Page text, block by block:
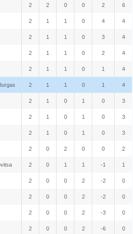
2 2 0 0 2 6
2 1 1 0 4 4
2 1 1 0 3 4
2 1 1 0 2 4
2 1 1 0 1 4
2 1 1 0 1 4
2 1 0 1 0 3
2 1 0 1 0 3
2 1 0 1 0 3
2 0 2 0 0 2
2 0 1 1 -1 1
2 0 0 2 -2 0
2 0 0 2 -2 0
2 0 0 2 -3 0
2 0 0 2 -6 0